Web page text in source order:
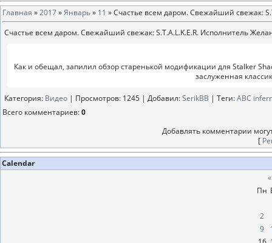
Главная »2017»Январь» 11 » Счастье всем даром. Свежайший свежак:
Счастье всем даром. Свежайший свежак: S.T.A.L.K.E.R. Исполнитель
Как и обещал, запилил обзор старенькой модификации для Stalker
заслуженная
Категория: Видео | Просмотров: 1245 | Добавил:SerikBB | Теги:ABC
Всего комментариев:0
Добавлять комментарии
[
Calendar
«
Пн
2
9